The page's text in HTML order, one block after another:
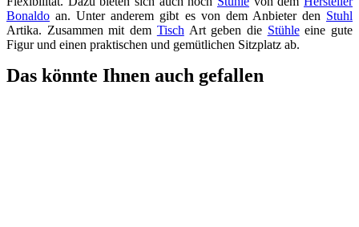
Bonaldo an. Unter anderem gibt es von dem Anbieter den Stuhl
Artika. Zusammen mit dem TischArt geben die Stühleeine gute
Figur und einen praktischen und gemütlichen Sitzplatz ab.
Das könnte Ihnen auch gefallen